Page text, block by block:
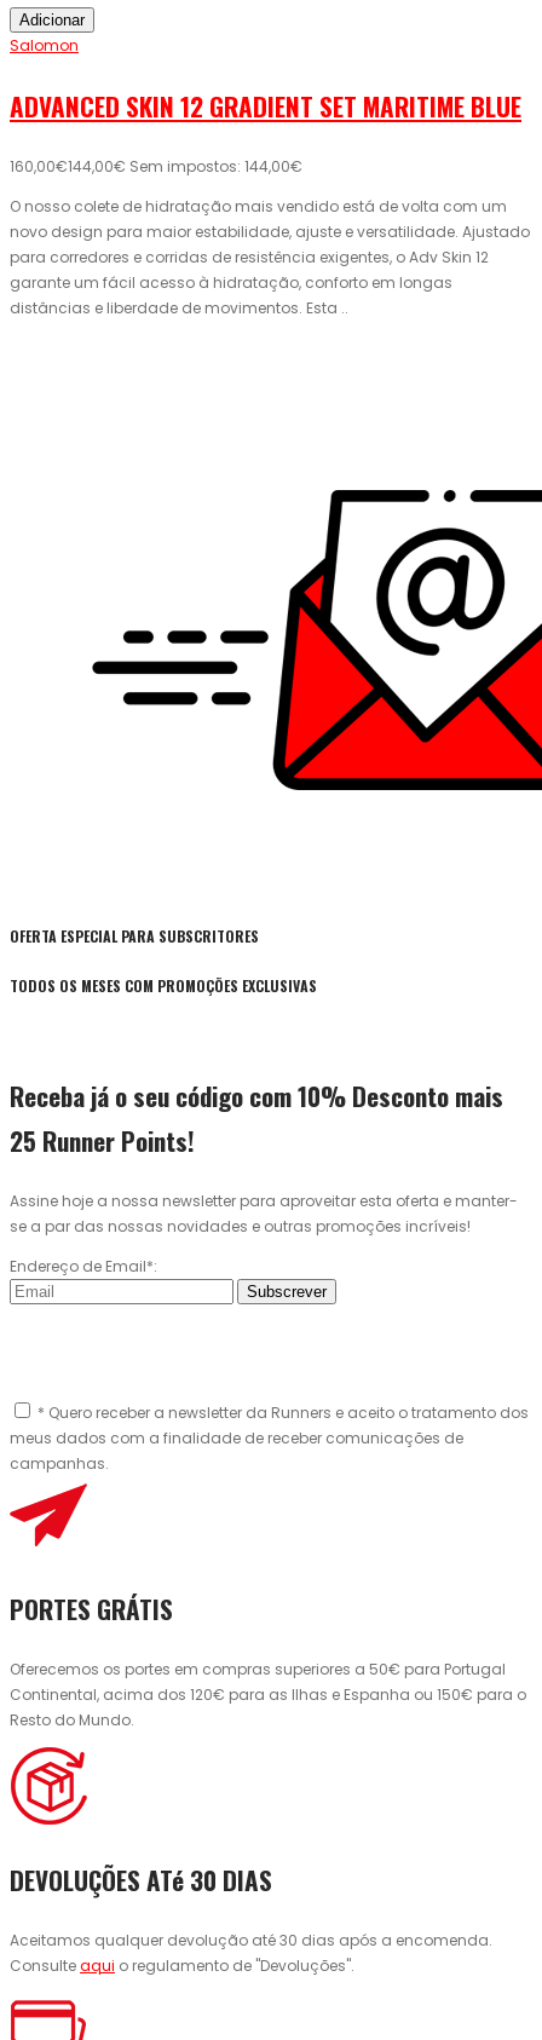
Adicionar
Salomon
ADVANCED SKIN 12 GRADIENT SET MARITIME BLUE
160,00€144,00€ Sem impostos: 144,00€
O nosso colete de hidratação mais vendido está de volta com um
novo design para maior estabilidade, ajuste e versatilidade. Ajustado
para corredores e corridas de resistência exigentes, o Adv Skin 12
garante um fácil acesso à hidratação, conforto em longas
distâncias e liberdade de movimentos. Esta ..
OFERTA ESPECIAL PARA SUBSCRITORES
TODOS OS MESES COM PROMOÇÕES EXCLUSIVAS
Receba já o seu código com 10% Desconto mais
25 Runner Points!
Assine hoje a nossa newsletter para aproveitar esta oferta e manter-
se a par das nossas novidades e outras promoções incríveis!
Endereço de Email*:
Subscrever
* Quero receber a newsletter da Runners e aceito o tratamento dos
meus dados com a finalidade de receber comunicações de
campanhas.
PORTES GRÁTIS
Oferecemos os portes em compras superiores a 50€ para Portugal
Continental, acima dos 120€ para as Ilhas e Espanha ou 150€ para o
Resto do Mundo.
DEVOLUÇÕES ATé 30 DIAS
Aceitamos qualquer devolução até 30 dias após a encomenda.
Consulteaqui o regulamento de "Devoluções".